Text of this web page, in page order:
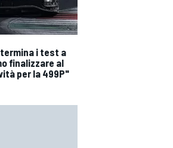
termina i test a
finalizzare al
per la 499P"